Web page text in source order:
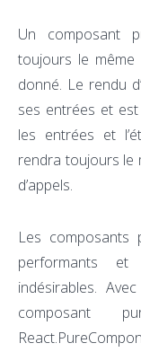
Un composant
toujours le
donné. Le rendu
ses entrées et
les entrées et
rendra toujours le
d’appels.
Les
performants et
indésirables.
composant